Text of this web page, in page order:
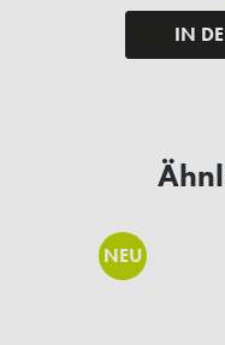
IN
NEU